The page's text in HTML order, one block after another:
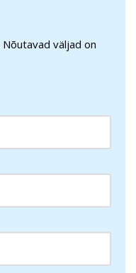
Nõutavad väljad on